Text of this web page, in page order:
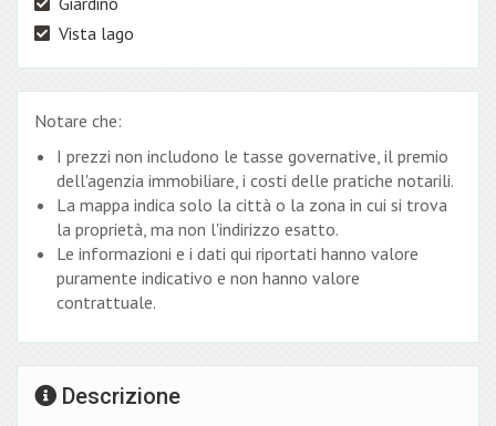
Vista lago
Notare che:
I prezzi non includono le tasse governative, il premio
dell'agenzia immobiliare, i costi delle pratiche notarili.
La mappa indica solo la città o la zona in cui si trova
la proprietà, ma non l'indirizzo esatto.
Le informazioni e i dati qui riportati hanno valore
puramente indicativo e non hanno valore
contrattuale.
Descrizione